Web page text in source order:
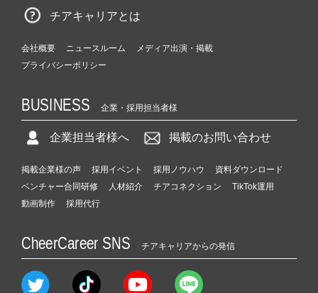
チアキャリアとは
会社概要 ニュースルーム
メディア出演・掲載
プライバシーポリシー
BUSINESS 企業・採用担当者様
企業担当者様へ 掲載のお問い合わせ
掲載企業様の声 採用イベント 採用ノウハウ
資料ダウンロード
ベンチャー合同研修
人材紹介 チアコネクション
TikTok運用
動画制作
採用代行
CheerCareer SNS チアキャリアからの発信